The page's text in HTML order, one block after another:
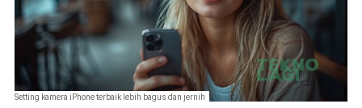
Setting kamera iPhone terbaik lebih bagus dan jernih